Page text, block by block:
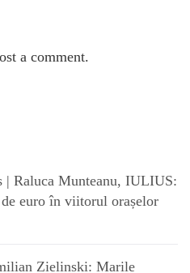
a comment.
| Raluca Munteanu, IULIUS:
euro în viitorul orașelor
Zielinski: Marile